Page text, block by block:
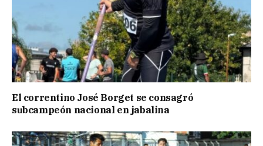
El correntino José Borget se consagró
subcampeón nacional en jabalina